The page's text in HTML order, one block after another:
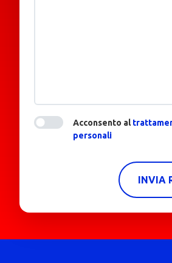
Acconsento al
personali
INVIA